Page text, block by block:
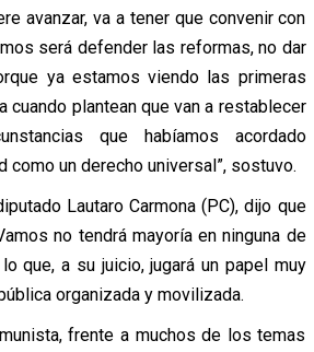
avanzar, va a tener que convenir con
será defender las reformas, no dar
ya estamos viendo las primeras
cuando plantean que van a restablecer
que habíamos acordado
como un derecho universal”, sostuvo.
Lautaro Carmona (PC), dijo que
no tendrá mayoría en ninguna de
que, a su juicio, jugará un papel muy
organizada y movilizada.
frente a muchos de los temas